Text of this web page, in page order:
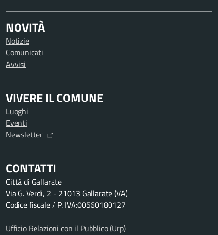
NOVITÀ
Notizie
Comunicati
Avvisi
VIVERE IL COMUNE
Luoghi
Eventi
Newsletter
CONTATTI
Città di Gallarate
Via G. Verdi, 2 - 21013 Gallarate (VA)
Codice fiscale / P. IVA:00560180127
Ufficio Relazioni con il Pubblico (Urp)